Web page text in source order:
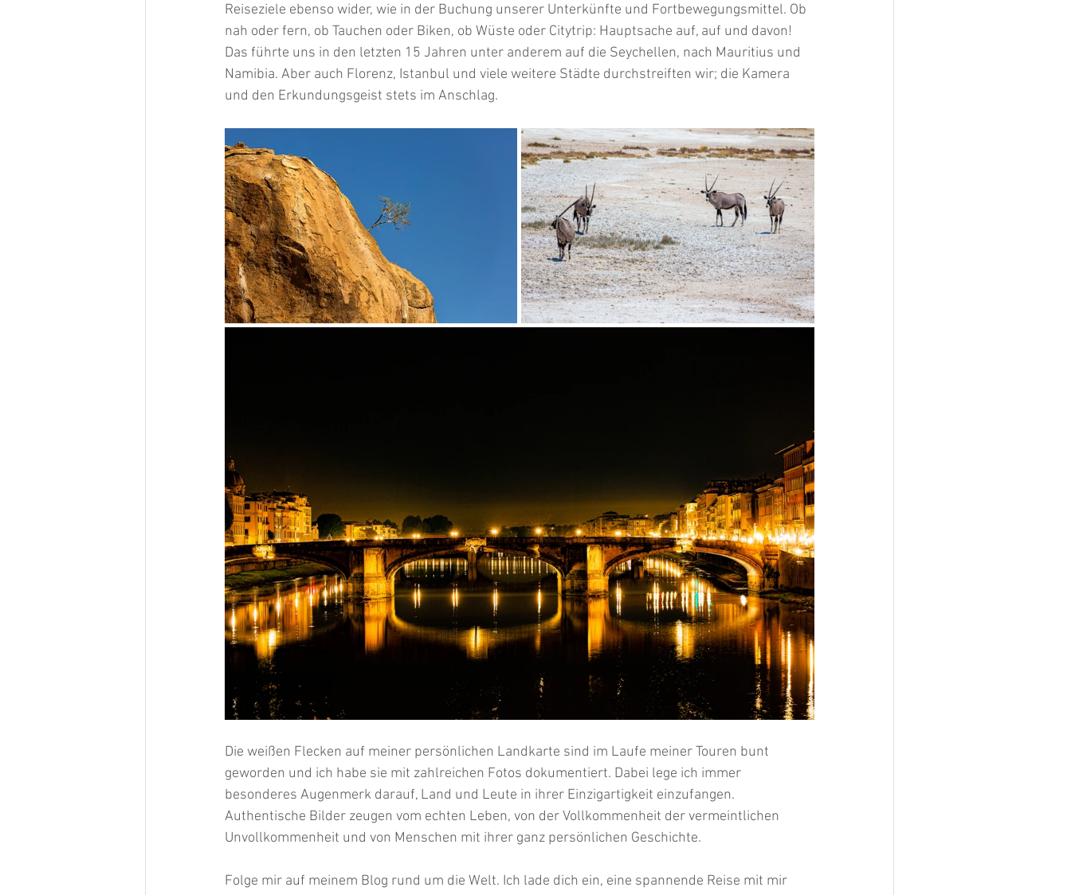
Reiseziele ebenso wider, wie in der Buchung unserer Unterkünfte und Fortbewegungsmittel. Ob
nah oder fern, ob Tauchen oder Biken, ob Wüste oder Citytrip: Hauptsache auf, auf und davon!
Das führte uns in den letzten 15 Jahren unter anderem auf die Seychellen, nach Mauritius und
Namibia. Aber auch Florenz, Istanbul und viele weitere Städte durchstreiften wir; die Kamera
und den Erkundungsgeist stets im Anschlag.
Die weißen Flecken auf meiner persönlichen Landkarte sind im Laufe meiner Touren bunt
geworden und ich habe sie mit zahlreichen Fotos dokumentiert. Dabei lege ich immer
besonderes Augenmerk darauf, Land und Leute in ihrer Einzigartigkeit einzufangen.
Authentische Bilder zeugen vom echten Leben, von der Vollkommenheit der vermeintlichen
Unvollkommenheit und von Menschen mit ihrer ganz persönlichen Geschichte.
Folge mir auf meinem Blog rund um die Welt. Ich lade dich ein, eine spannende Reise mit mir